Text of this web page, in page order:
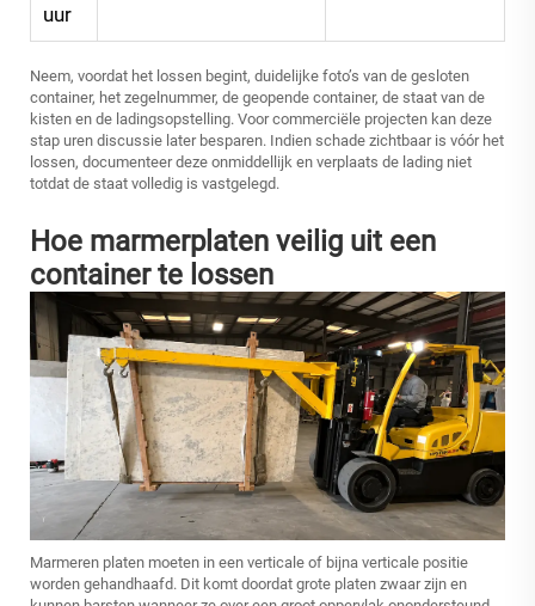
uur
Neem, voordat het lossen begint, duidelijke foto’s van de gesloten
container, het zegelnummer, de geopende container, de staat van de
kisten en de ladingsopstelling. Voor commerciële projecten kan deze
stap uren discussie later besparen. Indien schade zichtbaar is vóór het
lossen, documenteer deze onmiddellijk en verplaats de lading niet
totdat de staat volledig is vastgelegd.
Hoe marmerplaten veilig uit een
container te lossen
Marmeren platen moeten in een verticale of bijna verticale positie
worden gehandhaafd. Dit komt doordat grote platen zwaar zijn en